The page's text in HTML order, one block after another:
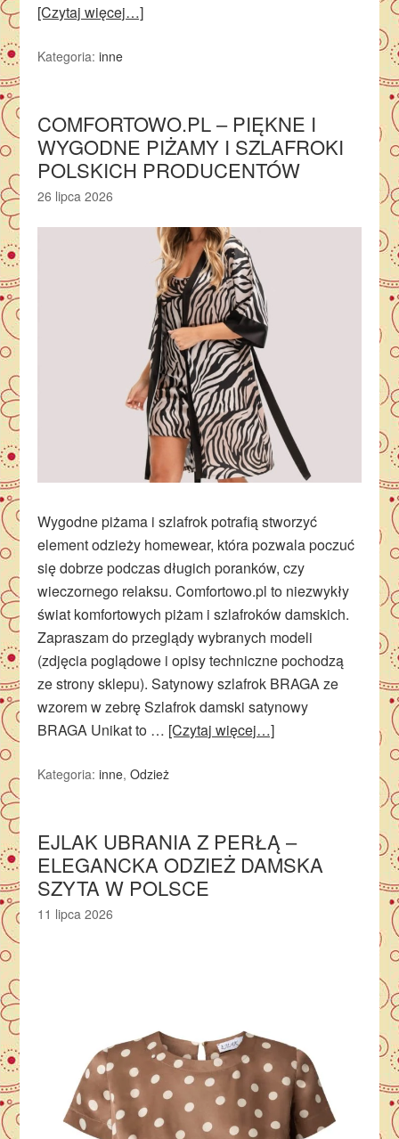
[Czytaj więcej…]
Kategoria:inne
COMFORTOWO.PL – PIĘKNE I
WYGODNE PIŻAMY I SZLAFROKI
POLSKICH PRODUCENTÓW
26 lipca 2026
Wygodne piżama i szlafrok potrafią stworzyć
element odzieży homewear, która pozwala poczuć
się dobrze podczas długich poranków, czy
wieczornego relaksu. Comfortowo.pl to niezwykły
świat komfortowych piżam i szlafroków damskich.
Zapraszam do przeglądy wybranych modeli
(zdjęcia poglądowe i opisy techniczne pochodzą
ze strony sklepu). Satynowy szlafrok BRAGA ze
wzorem w zebrę Szlafrok damski satynowy
BRAGA Unikat to … [Czytaj więcej…]
Kategoria:inne,Odzież
EJLAK UBRANIA Z PERŁĄ –
ELEGANCKA ODZIEŻ DAMSKA
SZYTA W POLSCE
11 lipca 2026